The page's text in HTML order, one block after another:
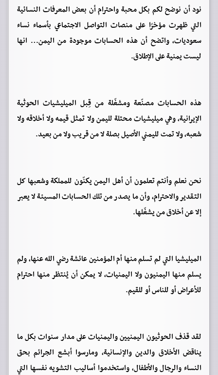
نود أن نوضح لكم بكل محبة واحترام أن بعض المعرفات النسائية
التي ظهرت مؤخرًا على منصات التواصل الاجتماعي بأسماء نساء
سعوديات، واتضح أن هذه الحسابات موجودة من اليمن… انها
ليست يمنية على الإطلاق.
هذه الحسابات مصنّعة ومشغّلة من قِبل الميليشيات الحوثية
الإيرانية، وهي ميليشيات محتلة لليمن ولا تمثل قيمه ولا أخلاقه ولا
شعبه، ولا تمت لليمني الأصيل بصلة لا من قريب ولا من بعيد.
نحن نعلم وأنتم تعلمون أن أهل اليمن يكنّون للمملكة وشعبها كل
التقدير والاحترام، وأن ما يصدر من تلك الحسابات المسيئة لا يعبر
إلا عن أخلاق من يشغّلها.
الميليشيا التي لم تسلم منها أم المؤمنين عائشة رضي الله عنها، ولم
يسلم منها اليمنيون ولا اليمنيات، لا يمكن أن يُنتظر منها احترام
للأعراض أو للناس أو للقيم.
لقد قذف الحوثيون اليمنيين واليمنيات على مدار سنوات بكل ما
يناقض الأخلاق والدين والإنسانية، ومارسوا أبشع الجرائم بحق
النساء والرجال والأطفال، واستخدموا أساليب التشويه نفسها التي